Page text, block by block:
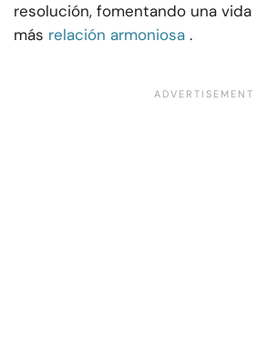
resolución, fomentando una vida
más relación armoniosa .